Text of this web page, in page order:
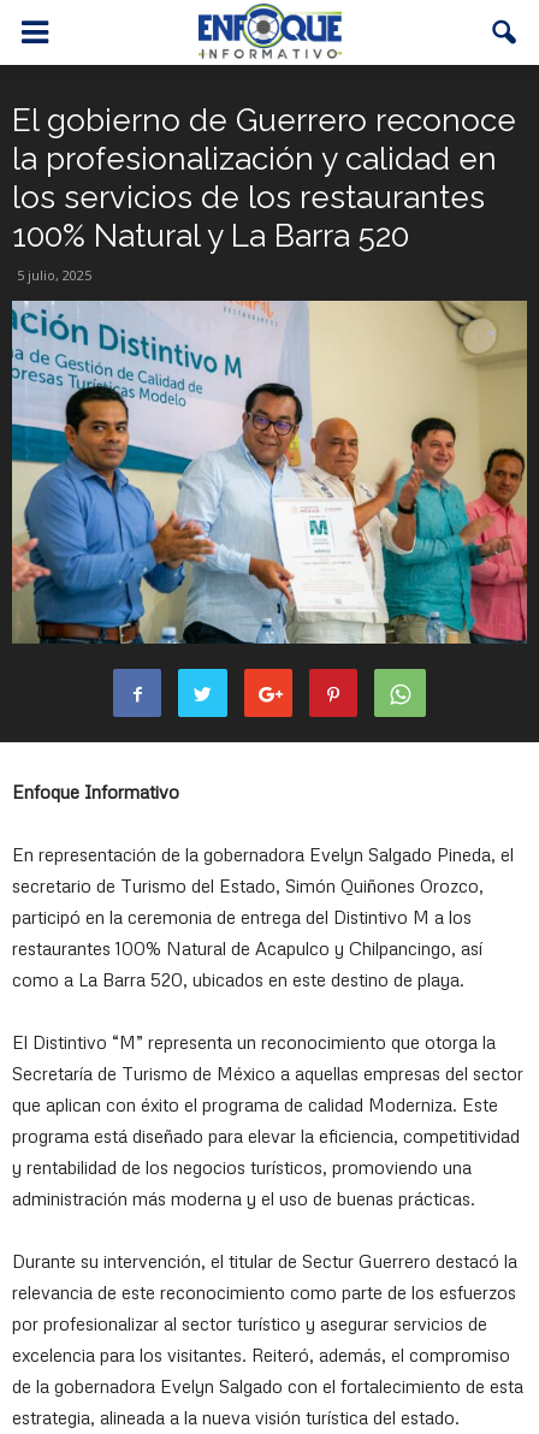
El gobierno de Guerrero reconoce
la profesionalización y calidad en
los servicios de los restaurantes
100% Natural y La Barra 520
5 julio, 2025
Enfoque Informativo
En representación de la gobernadora Evelyn Salgado Pineda, el
secretario de Turismo del Estado, Simón Quiñones Orozco,
participó en la ceremonia de entrega del Distintivo M a los
restaurantes 100% Natural de Acapulco y Chilpancingo, así
como a La Barra 520, ubicados en este destino de playa.
El Distintivo “M” representa un reconocimiento que otorga la
Secretaría de Turismo de México a aquellas empresas del sector
que aplican con éxito el programa de calidad Moderniza. Este
programa está diseñado para elevar la eficiencia, competitividad
y rentabilidad de los negocios turísticos, promoviendo una
administración más moderna y el uso de buenas prácticas.
Durante su intervención, el titular de Sectur Guerrero destacó la
relevancia de este reconocimiento como parte de los esfuerzos
por profesionalizar al sector turístico y asegurar servicios de
excelencia para los visitantes. Reiteró, además, el compromiso
de la gobernadora Evelyn Salgado con el fortalecimiento de esta
estrategia, alineada a la nueva visión turística del estado.